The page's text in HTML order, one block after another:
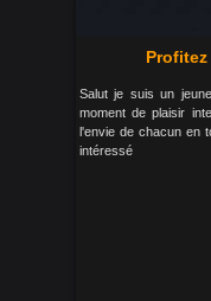
Salut je suis un
moment de plaisir
l'envie de chacun en
intéressé